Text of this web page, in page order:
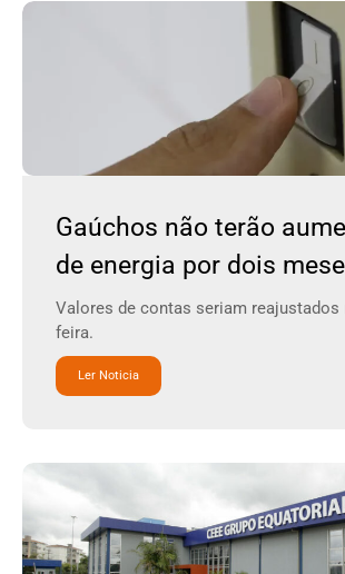
Gaúchos não terão
de energia por dois
Valores de contas seriam reajustados
feira.
Ler Noticia